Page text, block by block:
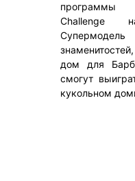
программы
Challenge
дом для
смогут
кукольном